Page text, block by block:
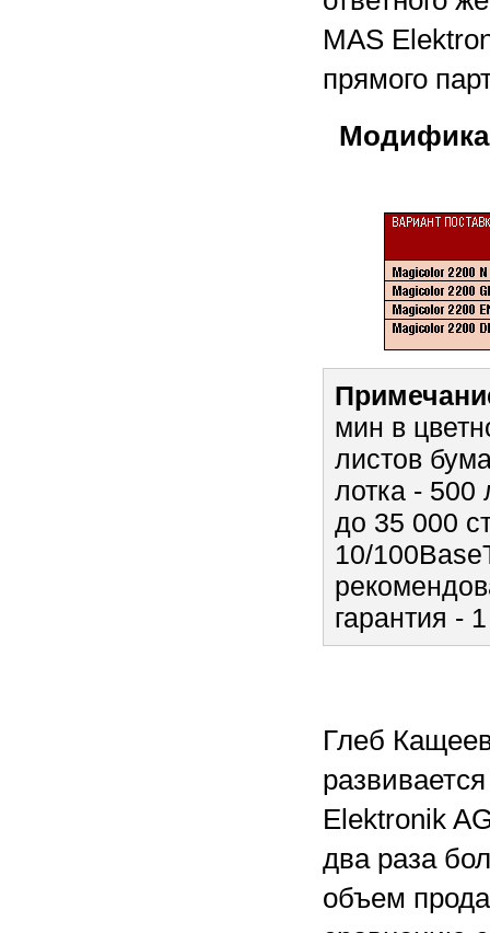
MAS
прямого
мин в
листов
лотка - 500
до 35 000
10/
гарантия -
Глеб
Elektronik
два раза
объем